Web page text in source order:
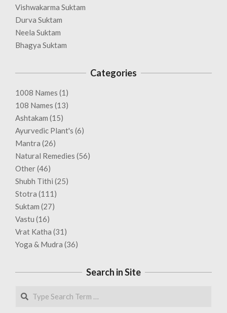
Vishwakarma Suktam
Durva Suktam
Neela Suktam
Bhagya Suktam
Categories
1008 Names (1)
108 Names (13)
Ashtakam (15)
Ayurvedic Plant's (6)
Mantra (26)
Natural Remedies (56)
Other(46)
Shubh Tithi (25)
Stotra (111)
Suktam (27)
Vastu (16)
Vrat Katha (31)
Yoga & Mudra (36)
Search in Site
Search